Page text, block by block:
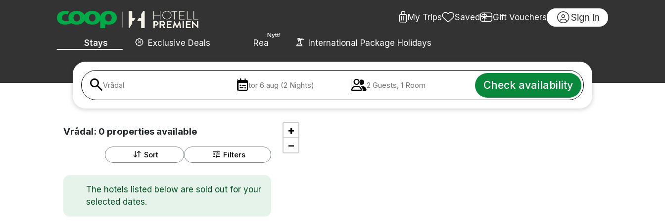
My Trips Saved Gift Vouchers Sign in
Stays Exclusive Deals
Nytt!
Rea International Package Holidays
Vrådal tor 6 aug (2 Nights) 2 Guests, 1 Room Check availability
+
−
Vrådal: 0 propertiesavailable
Sort Filters
The hotels listed below are sold out for your
selected dates.